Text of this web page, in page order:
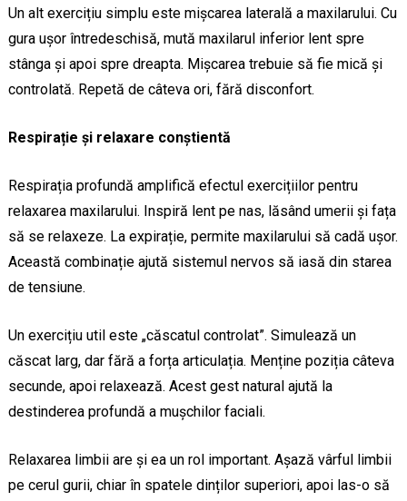
Un alt exercițiu simplu este mișcarea laterală a maxilarului. Cu
gura ușor întredeschisă, mută maxilarul inferior lent spre
stânga și apoi spre dreapta. Mișcarea trebuie să fie mică și
controlată. Repetă de câteva ori, fără disconfort.
Respirație și relaxare conștientă
Respirația profundă amplifică efectul exercițiilor pentru
relaxarea maxilarului. Inspiră lent pe nas, lăsând umerii și fața
să se relaxeze. La expirație, permite maxilarului să cadă ușor.
Această combinație ajută sistemul nervos să iasă din starea
de tensiune.
Un exercițiu util este „căscatul controlat”. Simulează un
căscat larg, dar fără a forța articulația. Menține poziția câteva
secunde, apoi relaxează. Acest gest natural ajută la
destinderea profundă a mușchilor faciali.
Relaxarea limbii are și ea un rol important. Așază vârful limbii
pe cerul gurii, chiar în spatele dinților superiori, apoi las-o să